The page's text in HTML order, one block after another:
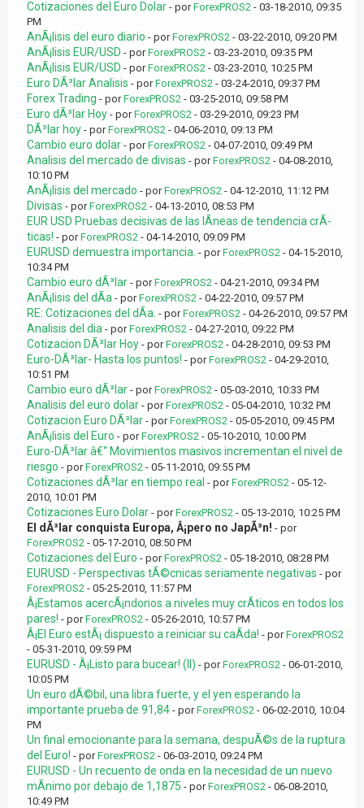
Cotizaciones del Euro Dolar - porForexPROS2 - 03-18-2010, 09:35
PM
AnÃ¡lisis del euro diario - porForexPROS2 - 03-22-2010, 09:20 PM
AnÃ¡lisis EUR/USD - porForexPROS2 - 03-23-2010, 09:35 PM
AnÃ¡lisis EUR/USD - porForexPROS2 - 03-23-2010, 10:25 PM
Euro DÃ³lar Analisis - porForexPROS2 - 03-24-2010, 09:37 PM
Forex Trading - porForexPROS2 - 03-25-2010, 09:58 PM
Euro dÃ³lar Hoy - porForexPROS2 - 03-29-2010, 09:23 PM
DÃ³lar hoy - porForexPROS2 - 04-06-2010, 09:13 PM
Cambio euro dolar - porForexPROS2 - 04-07-2010, 09:49 PM
Analisis del mercado de divisas - porForexPROS2 - 04-08-2010,
10:10 PM
AnÃ¡lisis del mercado - porForexPROS2 - 04-12-2010, 11:12 PM
Divisas - porForexPROS2 - 04-13-2010, 08:53 PM
EUR USD Pruebas decisivas de las lÃ­neas de tendencia crÃ­
ticas! - porForexPROS2 - 04-14-2010, 09:09 PM
EURUSD demuestra importancia. - porForexPROS2 - 04-15-2010,
10:34 PM
Cambio euro dÃ³lar - porForexPROS2 - 04-21-2010, 09:34 PM
AnÃ¡lisis del dÃ­a - porForexPROS2 - 04-22-2010, 09:57 PM
RE: Cotizaciones del dÃ­a. - porForexPROS2 - 04-26-2010, 09:57 PM
Analisis del dia - porForexPROS2 - 04-27-2010, 09:22 PM
Cotizacion DÃ³lar Hoy - porForexPROS2 - 04-28-2010, 09:53 PM
Euro-DÃ³lar- Hasta los puntos! - porForexPROS2 - 04-29-2010,
10:51 PM
Cambio euro dÃ³lar - porForexPROS2 - 05-03-2010, 10:33 PM
Analisis del euro dolar - porForexPROS2 - 05-04-2010, 10:32 PM
Cotizacion Euro DÃ³lar - porForexPROS2 - 05-05-2010, 09:45 PM
AnÃ¡lisis del Euro - porForexPROS2 - 05-10-2010, 10:00 PM
Euro-DÃ³lar â€“ Movimientos masivos incrementan el nivel de
riesgo - porForexPROS2 - 05-11-2010, 09:55 PM
Cotizaciones dÃ³lar en tiempo real - porForexPROS2 - 05-12-
2010, 10:01 PM
Cotizaciones Euro Dolar - porForexPROS2 - 05-13-2010, 10:25 PM
El dÃ³lar conquista Europa, Â¡pero no JapÃ³n! - por
ForexPROS2 - 05-17-2010, 08:50 PM
Cotizaciones del Euro - porForexPROS2 - 05-18-2010, 08:28 PM
EURUSD - Perspectivas tÃ©cnicas seriamente negativas - por
ForexPROS2 - 05-25-2010, 11:57 PM
Â¡Estamos acercÃ¡ndonos a niveles muy crÃ­ticos en todos los
pares! - porForexPROS2 - 05-26-2010, 10:57 PM
Â¡El Euro estÃ¡ dispuesto a reiniciar su caÃ­da! - porForexPROS2
- 05-31-2010, 09:59 PM
EURUSD - Â¡Listo para bucear! (II) - porForexPROS2 - 06-01-2010,
10:05 PM
Un euro dÃ©bil, una libra fuerte, y el yen esperando la
importante prueba de 91,84 - porForexPROS2 - 06-02-2010, 10:04
PM
Un final emocionante para la semana, despuÃ©s de la ruptura
del Euro! - porForexPROS2 - 06-03-2010, 09:24 PM
EURUSD - Un recuento de onda en la necesidad de un nuevo
mÃ­nimo por debajo de 1,1875 - porForexPROS2 - 06-08-2010,
10:49 PM